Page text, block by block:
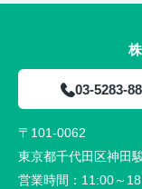
03-5283-
〒101-0062
東京都千代田区神田
営業時間： 11:00～